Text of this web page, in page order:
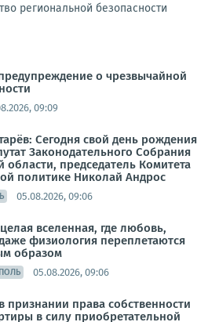
региональной безопасности
о чрезвычайной
09:09
Сегодня свой день рождения
Законодательного Собрания
области, председатель Комитета
политике Николай Андрос
05.08.2026, 09:06
вселенная, где любовь,
физиология переплетаются
образом
05.08.2026, 09:06
признании права собственности
в силу приобретательной